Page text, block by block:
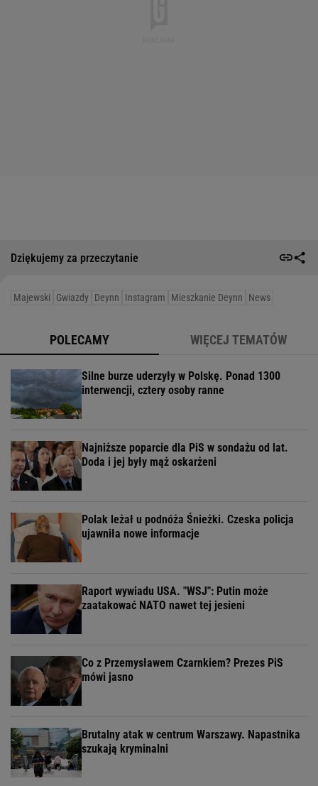
Dziękujemy za przeczytanie
Majewski Gwiazdy Deynn Instagram Mieszkanie Deynn News
POLECAMY WIĘCEJ TEMATÓW
Silne burze uderzyły w Polskę. Ponad 1300
interwencji, cztery osoby ranne
Najniższe poparcie dla PiS w sondażu od lat.
Doda i jej były mąż oskarżeni
Polak leżał u podnóża Śnieżki. Czeska policja
ujawniła nowe informacje
Raport wywiadu USA. "WSJ": Putin może
zaatakować NATO nawet tej jesieni
Co z Przemysławem Czarnkiem? Prezes PiS
mówi jasno
Brutalny atak w centrum Warszawy. Napastnika
szukają kryminalni